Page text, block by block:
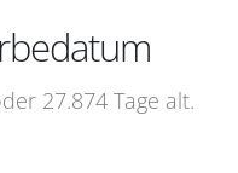
27.874 Tage alt.